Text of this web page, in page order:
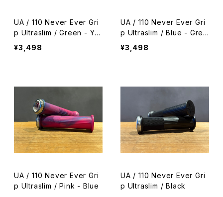
UA / 110 Never Ever Gri
p Ultraslim / Green - Yel
low
¥3,498
UA / 110 Never Ever Gri
p Ultraslim / Blue - Gree
n
¥3,498
UA / 110 Never Ever Gri
p Ultraslim / Pink - Blue
UA / 110 Never Ever Gri
p Ultraslim / Black